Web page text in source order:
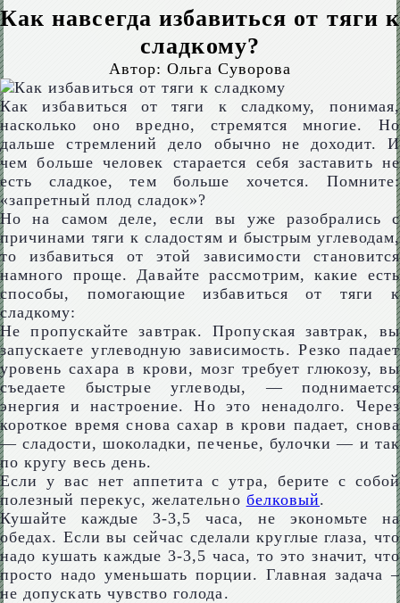
Как навсегда избавиться от тяги к
сладкому?
Автор: Ольга Суворова
Как избавиться от тяги к сладкому, понимая,
насколько оно вредно, стремятся многие. Но
дальше стремлений дело обычно не доходит. И
чем больше человек старается себя заставить не
есть сладкое, тем больше хочется. Помните:
«запретный плод сладок»?
Но на самом деле, если вы уже разобрались с
причинами тяги к сладостям и быстрым углеводам,
то избавиться от этой зависимости становится
намного проще. Давайте рассмотрим, какие есть
способы, помогающие избавиться от тяги к
сладкому:
Не пропускайте завтрак. Пропуская завтрак, вы
запускаете углеводную зависимость. Резко падает
уровень сахара в крови, мозг требует глюкозу, вы
съедаете быстрые углеводы, — поднимается
энергия и настроение. Но это ненадолго. Через
короткое время снова сахар в крови падает, снова
— сладости, шоколадки, печенье, булочки — и так
по кругу весь день.
Если у вас нет аппетита с утра, берите с собой
полезный перекус, желательно белковый.
Кушайте каждые 3-3,5 часа, не экономьте на
обедах. Если вы сейчас сделали круглые глаза, что
надо кушать каждые 3-3,5 часа, то это значит, что
просто надо уменьшать порции. Главная задача –
не допускать чувство голода.